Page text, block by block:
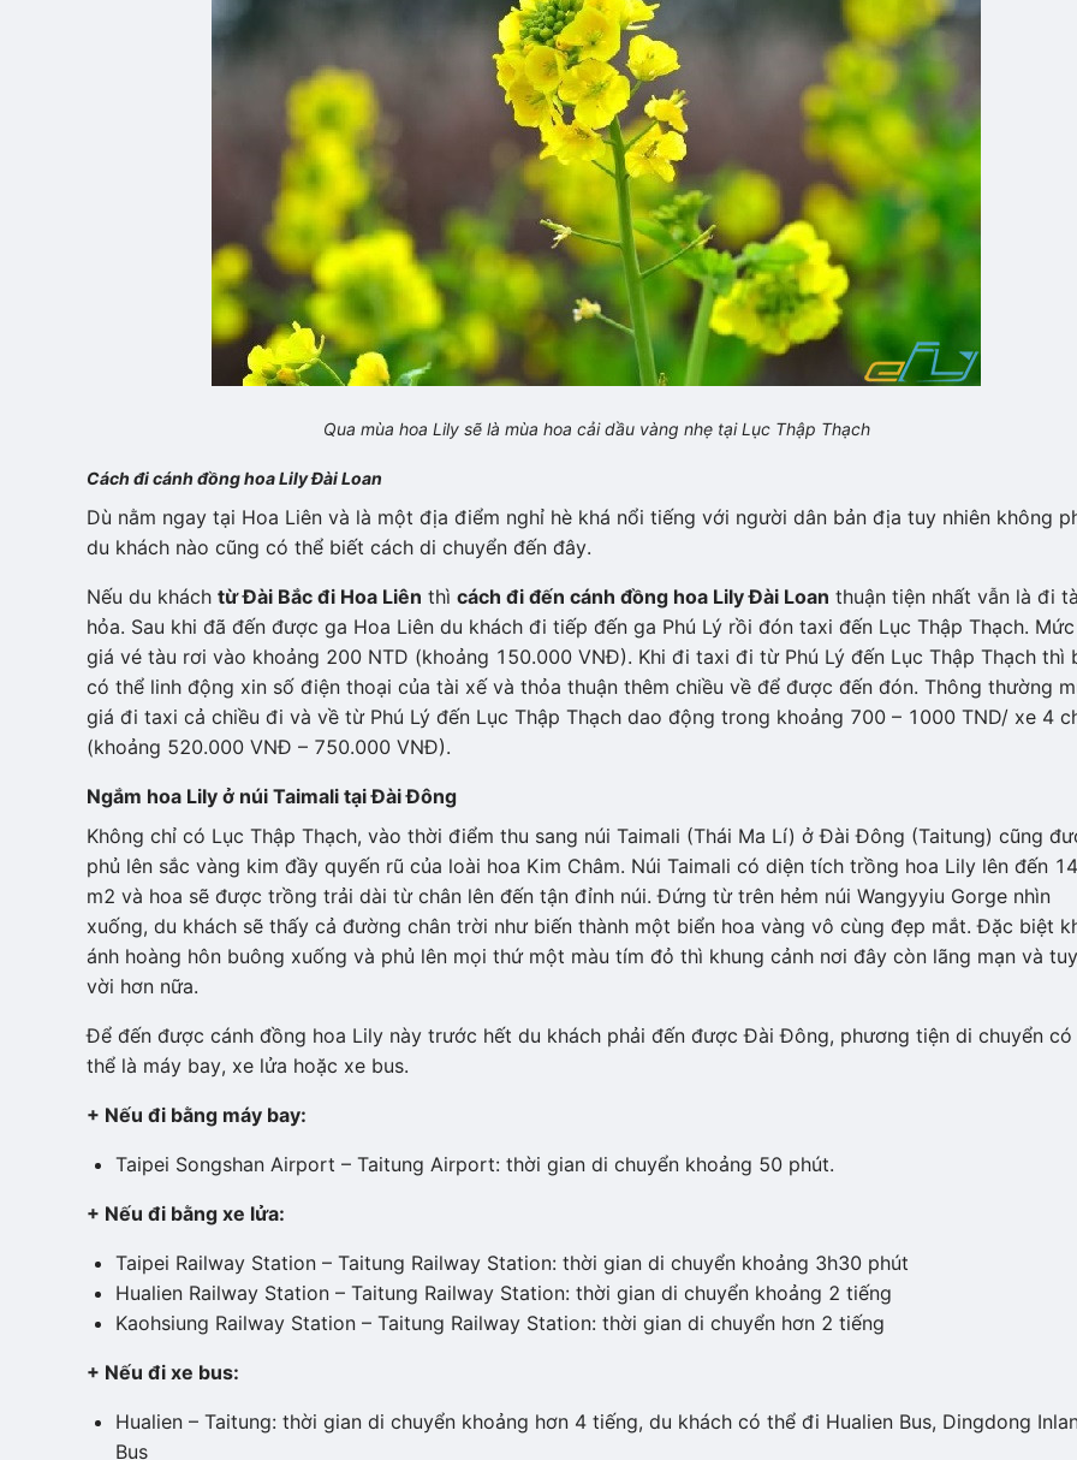
Qua mùa hoa Lily sẽ là mùa hoa cải dầu vàng nhẹ tại Lục Thập Thạch
Cách đi cánh đồng hoa Lily Đài Loan
Dù nằm ngay tại Hoa Liên và là một địa điểm nghỉ hè khá nổi tiếng với người dân bản địa tuy nhiên không
du khách nào cũng có thể biết cách di chuyển đến đây.
Nếu du khách từ Đài Bắc đi Hoa Liên thì cách đi đến cánh đồng hoa Lily Đài Loan thuận tiện nhất vẫn là đi
hỏa. Sau khi đã đến được ga Hoa Liên du khách đi tiếp đến ga Phú Lý rồi đón taxi đến Lục Thập Thạch. Mức
giá vé tàu rơi vào khoảng 200 NTD (khoảng 150.000 VNĐ). Khi đi taxi đi từ Phú Lý đến Lục Thập Thạch thì
có thể linh động xin số điện thoại của tài xế và thỏa thuận thêm chiều về để được đến đón. Thông thường
giá đi taxi cả chiều đi và về từ Phú Lý đến Lục Thập Thạch dao động trong khoảng 700 – 1000 TND/ xe 4
(khoảng 520.000 VNĐ – 750.000 VNĐ).
Ngắm hoa Lily ở núi Taimali tại Đài Đông
Không chỉ có Lục Thập Thạch, vào thời điểm thu sang núi Taimali (Thái Ma Lí) ở Đài Đông (Taitung) cũng
phủ lên sắc vàng kim đầy quyến rũ của loài hoa Kim Châm. Núi Taimali có diện tích trồng hoa Lily lên đến
m2 và hoa sẽ được trồng trải dài từ chân lên đến tận đỉnh núi. Đứng từ trên hẻm núi Wangyyiu Gorge nhìn
xuống, du khách sẽ thấy cả đường chân trời như biến thành một biển hoa vàng vô cùng đẹp mắt. Đặc biệt
ánh hoàng hôn buông xuống và phủ lên mọi thứ một màu tím đỏ thì khung cảnh nơi đây còn lãng mạn và
vời hơn nữa.
Để đến được cánh đồng hoa Lily này trước hết du khách phải đến được Đài Đông, phương tiện di chuyển có
thể là máy bay, xe lửa hoặc xe bus.
+ Nếu đi bằng máy bay:
Taipei Songshan Airport – Taitung Airport: thời gian di chuyển khoảng 50 phút.
+ Nếu đi bằng xe lửa:
Taipei Railway Station – Taitung Railway Station: thời gian di chuyển khoảng 3h30 phút
Hualien Railway Station – Taitung Railway Station: thời gian di chuyển khoảng 2 tiếng
Kaohsiung Railway Station – Taitung Railway Station: thời gian di chuyển hơn 2 tiếng
+ Nếu đi xe bus:
Hualien – Taitung: thời gian di chuyển khoảng hơn 4 tiếng, du khách có thể đi Hualien Bus, Dingdong
Bus